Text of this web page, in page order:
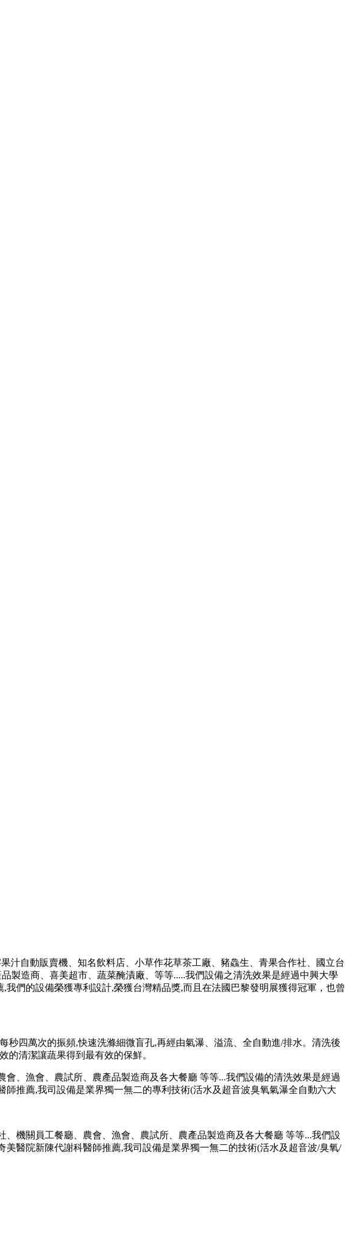
汁自動販賣機、知名飲料店、小草作花草茶工廠、豬鱻生、青果合作社、國立台
製造商、喜美超市、蔬菜醃漬廠、等等.....我們設備之清洗效果是經過中興大學
們的設備榮獲專利設計,榮獲台灣精品獎,而且在法國巴黎發明展獲得冠軍 ，也曾
秒四萬次的振頻,快速洗滌細微盲孔,再經由氣瀑、溢流、全自動進/排水。清洗後
的清潔讓蔬果得到最有效的保鮮。
、漁會、農試所、農產品製造商及各大餐廳 等等...我們設備的清洗效果是經過
推薦,我司設備是業界獨一無二的專利技術(活水及超音波臭氧氣瀑全自動六大
機關員工餐廳、農會、漁會、農試所、農產品製造商及各大餐廳 等等...我們設
醫院新陳代謝科醫師推薦,我司設備是業界獨一無二的技術(活水及超音波/臭氧/